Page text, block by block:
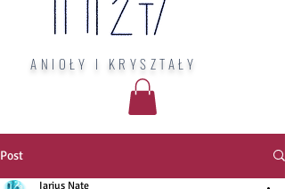
ANIOŁY I KRYSZTAŁY
Post
Iarius Nate